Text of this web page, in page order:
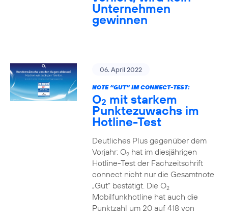
Unternehmen
gewinnen
06. April 2022
NOTE “GUT” IM CONNECT-TEST:
O2 mit starkem
Punktezuwachs im
Hotline-Test
Deutliches Plus gegenüber dem
Vorjahr: O2hat im diesjährigen
Hotline-Test der Fachzeitschrift
connect nicht nur die Gesamtnote
„Gut“ bestätigt. Die O2
Mobilfunkhotline hat auch die
Punktzahl um 20 auf 418 von